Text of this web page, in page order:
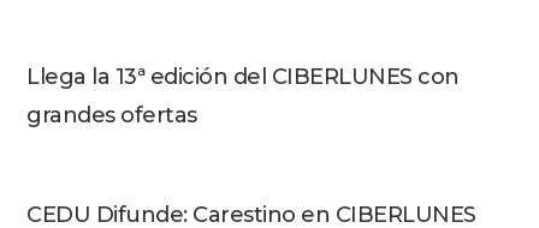
Llega la 13ª edición del CIBERLUNES con
grandes ofertas
CEDU Difunde: Carestino en CIBERLUNES